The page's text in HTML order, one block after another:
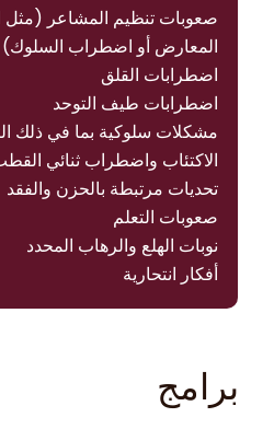
صعوبات تنظيم المشاعر
المعارض أو اضطراب السلوك)
اضطرابات القلق
اضطرابات طيف التوحد
مشكلات سلوكية بما في ذلك
الاكتئاب واضطراب ثنائي
تحديات مرتبطة بالحزن والفقد
صعوبات التعلم
نوبات الهلع والرهاب المحدد
أفكار انتحارية
برامج